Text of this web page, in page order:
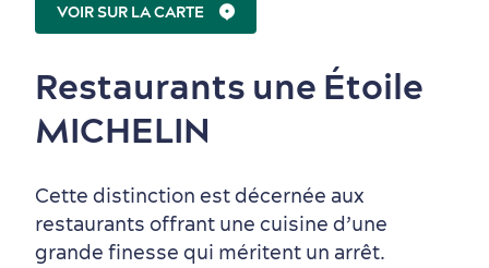
VOIR SUR LA CARTE
Restaurants une Étoile
MICHELIN
Cette distinction est décernée aux
restaurants offrant une cuisine d’une
grande finesse qui méritent un arrêt.